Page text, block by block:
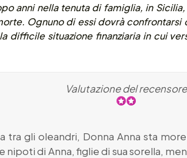
anni nella tenuta di famiglia, in
Ognuno di essi dovrà
difficile situazione finanziaria in cui
Valutazione del recensore
tra gli oleandri, Donna Anna sta
nipoti di Anna, figlie di sua sorella,